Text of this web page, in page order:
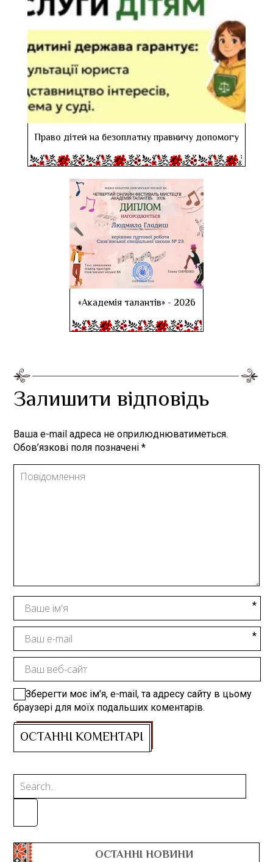
Право дітей на безоплатну правничу допомогу
«Академія талантів» - 2026
Залишити відповідь
Ваша e-mail адреса не оприлюднюватиметься.
Обов’язкові поля позначені*
Зберегти моє ім'я, e-mail, та адресу сайту в цьому
браузері для моїх подальших коментарів.
ОСТАННІ НОВИНИ